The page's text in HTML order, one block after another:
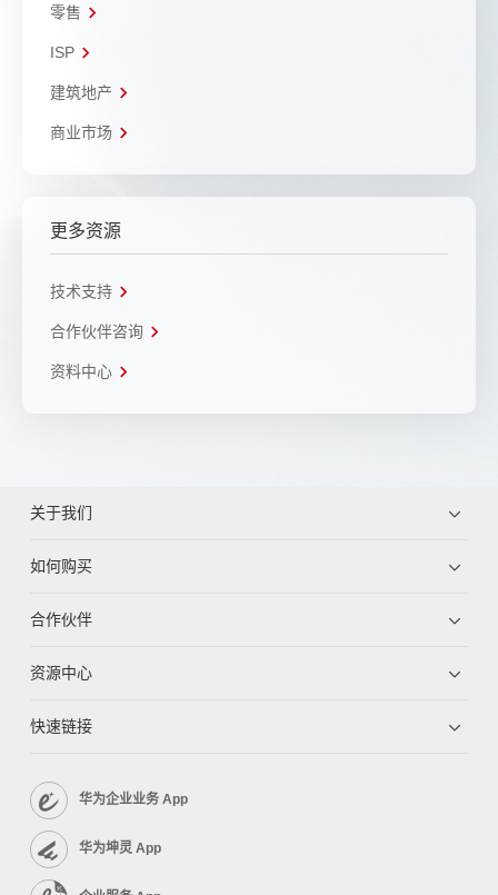
零售
ISP
建筑地产
商业市场
更多资源
技术支持
合作伙伴咨询
资料中心
关于我们
如何购买
合作伙伴
资源中心
快速链接
华为企业业务 App
华为坤灵 App